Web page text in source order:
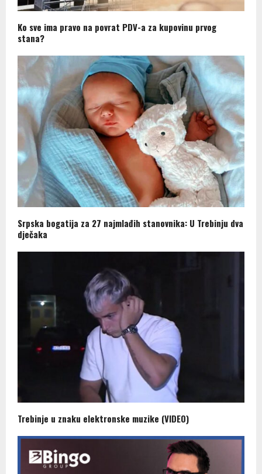
Ko sve ima pravo na povrat PDV-a za kupovinu prvog
stana?
Srpska bogatija za 27 najmlađih stanovnika: U Trebinju dva
dječaka
Trebinje u znaku elektronske muzike (VIDEO)